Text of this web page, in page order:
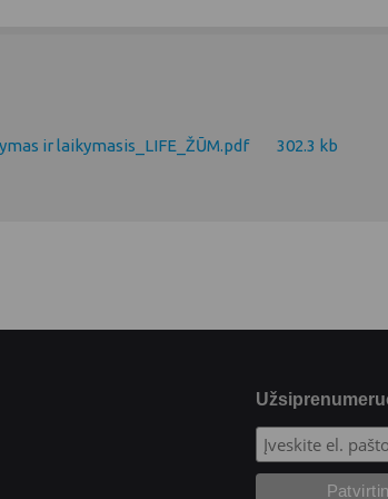
ir laikymasis_LIFE_ŽŪM.pdf 302.3 kb